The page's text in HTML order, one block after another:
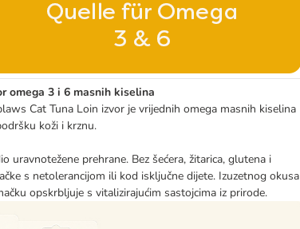
omega 3 i 6 masnih kiselina
Cat Tuna Loin izvor je vrijednih omega masnih kiselina
koži i krznu.
prehrane. Bez šećera, žitarica, glutena i
s netolerancijom ili kod isključne dijete. Izuzetnog okusa
opskrbljuje s vitalizirajućim sastojcima iz prirode.